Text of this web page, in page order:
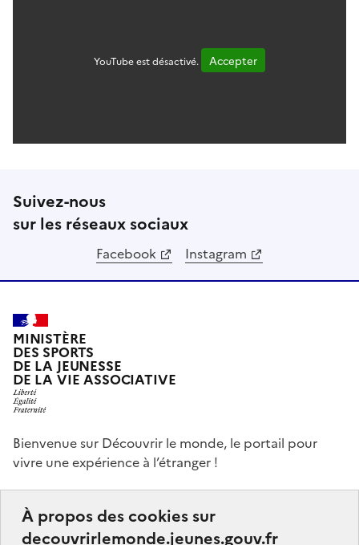
YouTube est désactivé. Accepter
Suivez-nous
sur les réseaux sociaux
Facebook Instagram
MINISTÈRE
DES SPORTS
DE LA JEUNESSE
DE LA VIE ASSOCIATIVE
Bienvenue sur Découvrir le monde, le portail pour
vivre une expérience à l’étranger !
de vous guider dans vos choix et de vous aider à
finaliser votre projet de séjour à l’étranger, que ce soit,
À propos des cookies sur
decouvrirlemonde.jeunes.gouv.fr